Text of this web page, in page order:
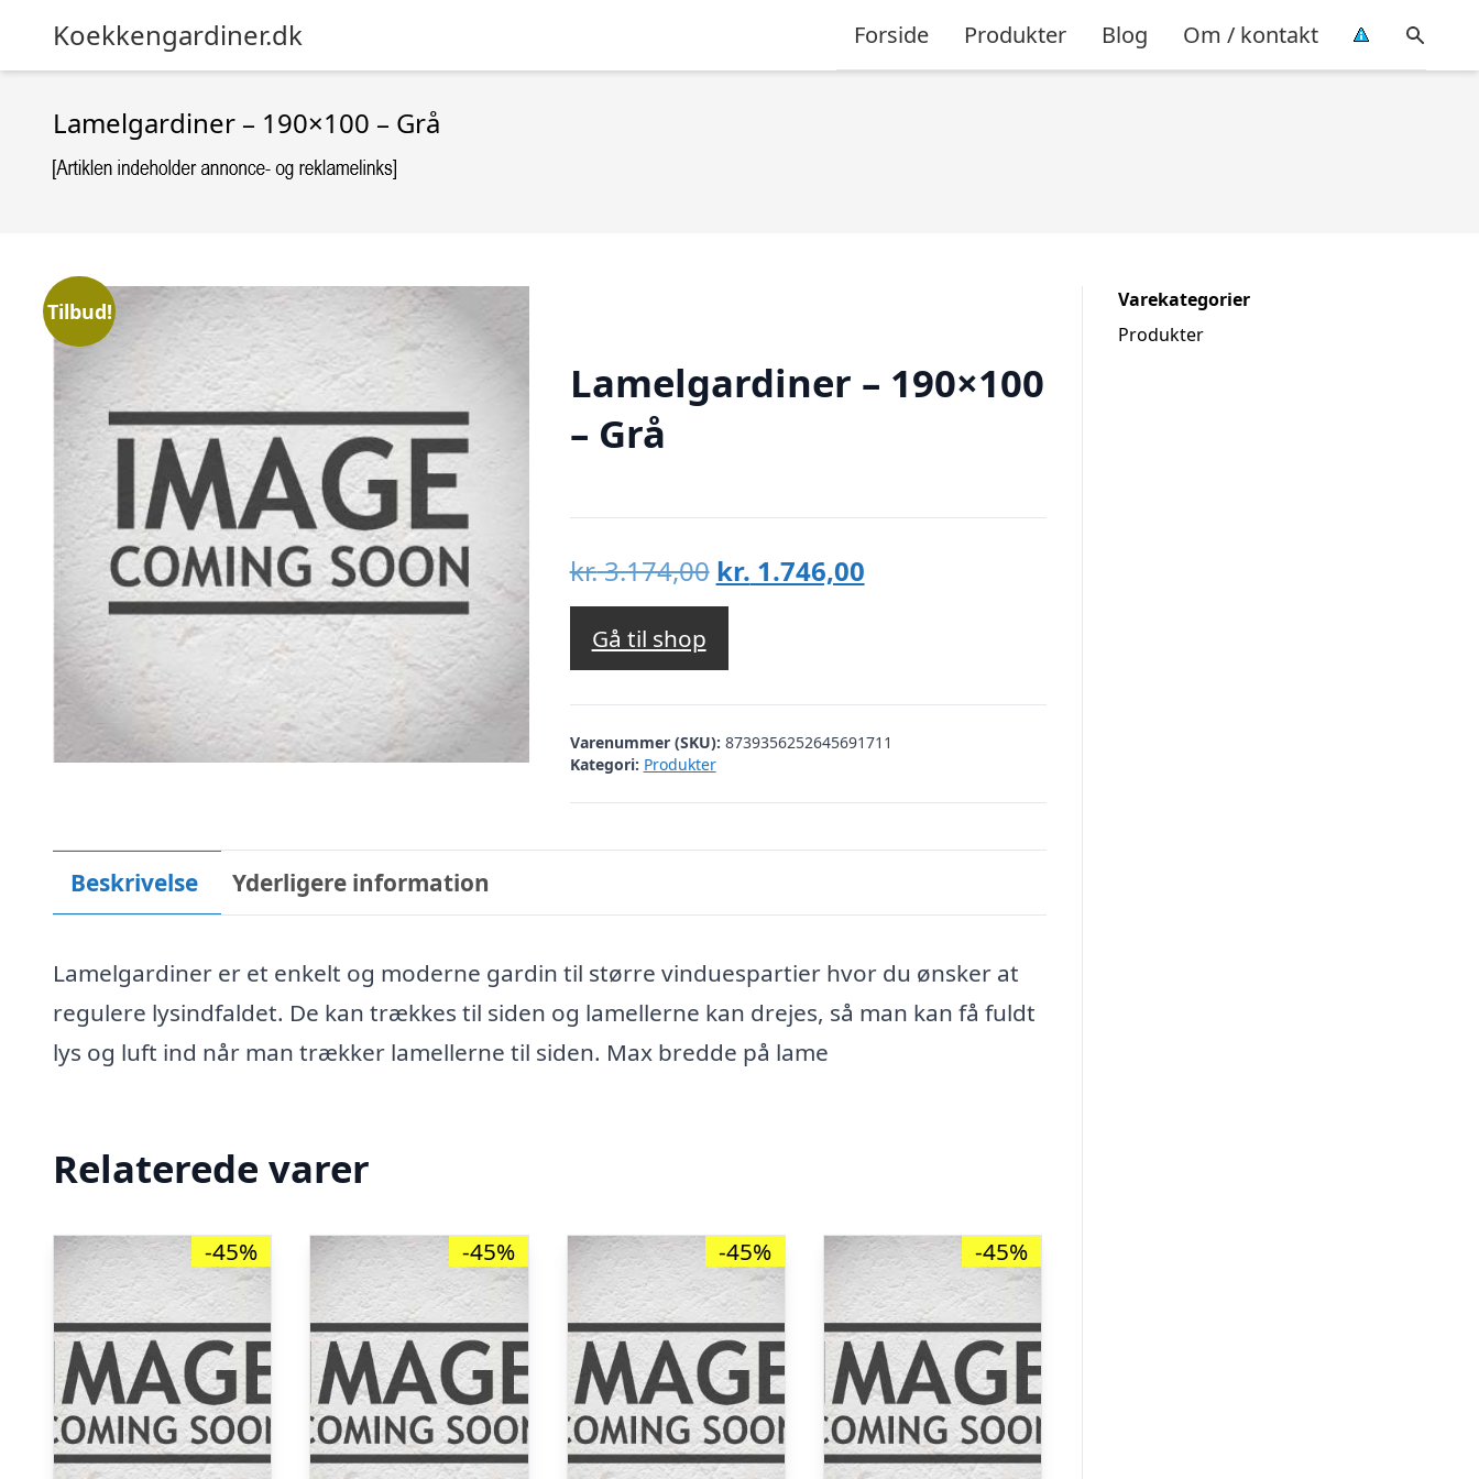
Koekkengardiner.dk Forside Produkter Blog Om / kontakt
Lamelgardiner – 190×100 – Grå
Tilbud!
Lamelgardiner – 190×100
– Grå
kr.3.174,00 Den
oprindelige
var:
kr. 3.174,00.
kr. 1.746,00Den
kr. 1.746,00.
Gå til shop
Varenummer (SKU): 8739356252645691711
Kategori: Produkter
Beskrivelse Yderligere information
Lamelgardiner er et enkelt og moderne gardin til større vinduespartier hvor du ønsker at
regulere lysindfaldet. De kan trækkes til siden og lamellerne kan drejes, så man kan få fuldt
lys og luft ind når man trækker lamellerne til siden. Max bredde på lame
Relaterede varer
-45% -45% -45% -45%
Varekategorier
Produkter